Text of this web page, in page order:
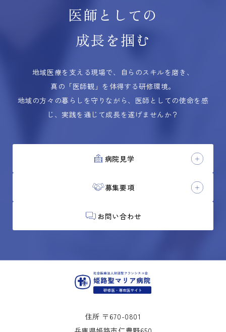
医師としての
成長を掴む
地域医療を支える現場で、自らのスキルを磨き、
真の「医師観」を体得する研修環境。
地域の方々の暮らしを守りながら、医師としての使命を感
じ、実践を通じて成長を遂げませんか？
病院見学
募集要項
お問い合わせ
住所 〒670-0801